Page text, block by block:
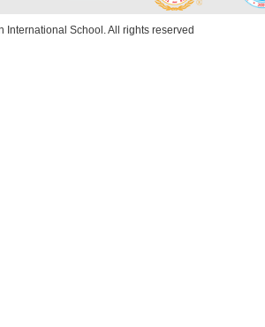
International School. All rights reserved